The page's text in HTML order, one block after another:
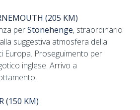
(205 KM)
perStonehenge, straordinario
suggestiva atmosfera della
Europa. Proseguimento per
inglese. Arrivo a
(150 KM)